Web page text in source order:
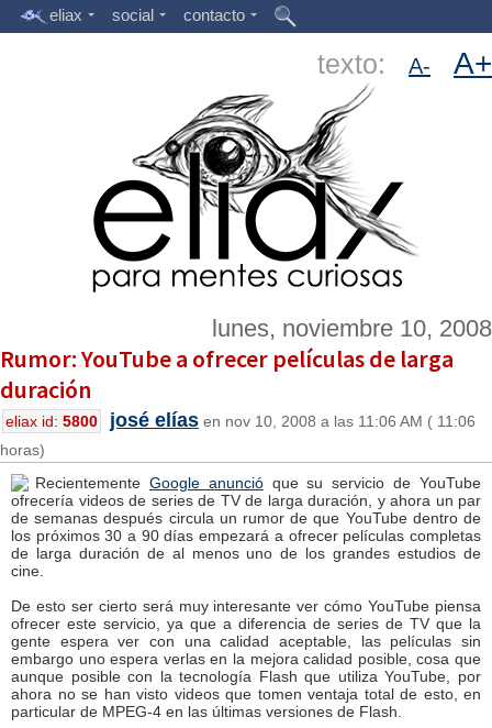
eliax social contacto
texto: A- A+
lunes, noviembre 10, 2008
Rumor: YouTube a ofrecer películas de larga
duración
eliax id: 5800 josé elías en nov 10, 2008 a las 11:06 AM ( 11:06
horas)
Recientemente Google anuncióque su servicio de YouTube
ofrecería videos de series de TV de larga duración, y ahora un par
de semanas después circula un rumor de que YouTube dentro de
los próximos 30 a 90 días empezará a ofrecer películas completas
de larga duración de al menos uno de los grandes estudios de
cine.
De esto ser cierto será muy interesante ver cómo YouTube piensa
ofrecer este servicio, ya que a diferencia de series de TV que la
gente espera ver con una calidad aceptable, las películas sin
embargo uno espera verlas en la mejora calidad posible, cosa que
aunque posible con la tecnología Flash que utiliza YouTube, por
ahora no se han visto videos que tomen ventaja total de esto, en
particular de MPEG-4 en las últimas versiones de Flash.